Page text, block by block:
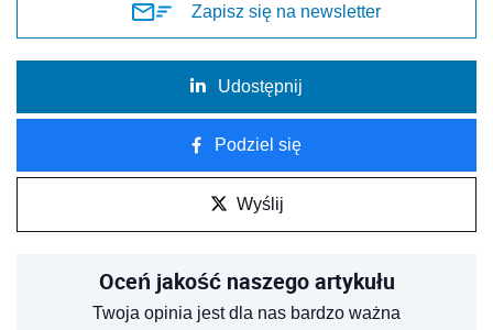
Zapisz się na newsletter
Udostępnij
Podziel się
Wyślij
Oceń jakość naszego artykułu
Twoja opinia jest dla nas bardzo ważna